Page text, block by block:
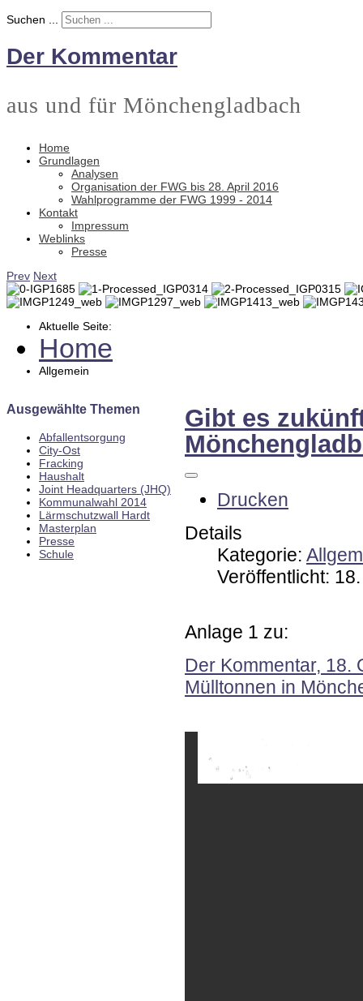
Suchen ...
Der Kommentar
aus und für Mönchengladbach
Home
Grundlagen
Analysen
Organisation der FWG bis 28. April 2016
Wahlprogramme der FWG 1999 - 2014
Kontakt
Impressum
Weblinks
Presse
Prev Next
Aktuelle Seite:
Home
Allgemein
Ausgewählte Themen
Abfallentsorgung
City-Ost
Fracking
Haushalt
Joint Headquarters (JHQ)
Kommunalwahl 2014
Lärmschutzwall Hardt
Masterplan
Presse
Schule
Gibt es
Drucken
Details
Kategorie:
Veröffentlicht:
Anlage 1 zu:
Der Kommentar, 18.
Mülltonnen in